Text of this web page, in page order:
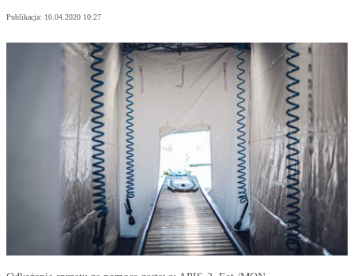
Publikacja: 10.04.2020 10:27